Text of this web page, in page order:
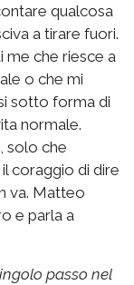
qualcosa
a tirare fuori.
me che riesce a
o che mi
sotto forma di
normale.
solo che
coraggio di dire
va. Matteo
e parla a
passo nel